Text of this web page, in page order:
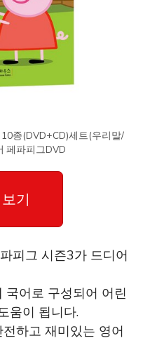
종(DVD+CD)세트(우리말/
페파피그DVD
기
피그 시즌3가 드디어
국어로 구성되어 어린
움이 됩니다.
하고 재미있는 영어